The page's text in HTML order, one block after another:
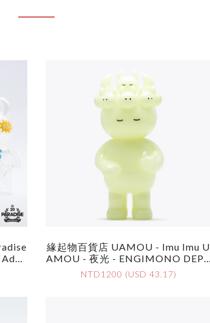
緣起物百貨店 UAMOU - Imu Imu U
AMOU - 夜光 - ENGIMONO DEPA
RTMENT STORE Imu Imu UAMO
U By UAMOU - GID
NTD1200 (USD 43.17)